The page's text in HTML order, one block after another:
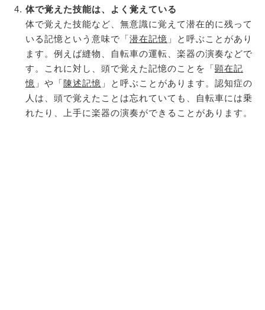
体で覚えた技能は、よく覚えている
体で覚えた技能など、無意識に覚えて潜在的に残って
いる記憶という意味で「潜在記憶 」と呼ぶことがあり
ます。例えば縫物、自転車の運転、楽器の演奏などで
す。これに対し、頭で覚えた記憶のことを「顕在記
憶 」や「陳述記憶 」と呼ぶことがあります。認知症の
人は、頭で覚えたことは忘れていても、自転車には乗
れたり、上手に楽器の演奏ができることがあります。